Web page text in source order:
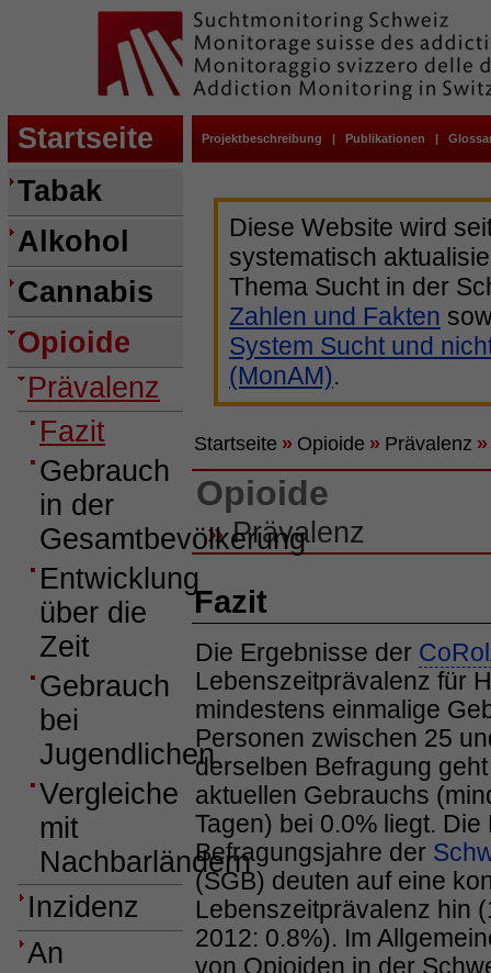
Startseite Projektbeschreibung | Publikationen |
Tabak
Alkohol
Cannabis
Opioide
Prävalenz
Fazit
Gebrauch
in der
Gesamtbevölkerung
Entwicklung
über die
Zeit
Gebrauch
bei
Jugendlichen
Vergleiche
mit
Nachbarländern
Inzidenz
An
Diese Website wird
systematisch
Thema Sucht in der
Zahlen und Fakten
System Sucht und
(MonAM).
Startseite » Opioide » Prävalenz »
Opioide
»Prävalenz
Fazit
Die Ergebnisse der
Lebenszeitprävalenz für
mindestens einmalige
Personen zwischen 25
derselben Befragung
aktuellen Gebrauchs
Tagen) bei 0.0% liegt. Die
Befragungsjahre der
(SGB) deuten auf eine
Lebenszeitprävalenz hin
2012: 0.8%). Im
von Opioiden in der